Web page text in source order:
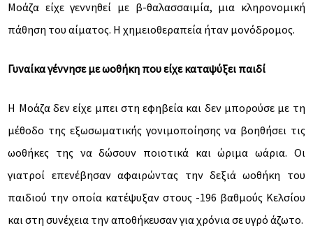
Συνεντεύξεις - Απόψεις
Μοάζα είχε γεννηθεί με β-θαλασσαιμία, μια κληρονομική
πάθηση του αίματος. Η χημειοθεραπεία ήταν μονόδρομος.
Γυναίκα γέννησε με ωοθήκη που είχε καταψύξει παιδί
Η Μοάζα δεν είχε μπει στη εφηβεία και δεν μπορούσε με τη
μέθοδο της εξωσωματικής γονιμοποίησης να βοηθήσει τις
ωοθήκες της να δώσουν ποιοτικά και ώριμα ωάρια. Οι
γιατροί επενέβησαν αφαιρώντας την δεξιά ωοθήκη του
παιδιού την οποία κατέψυξαν στους -196 βαθμούς Κελσίου
και στη συνέχεια την αποθήκευσαν για χρόνια σε υγρό άζωτο.